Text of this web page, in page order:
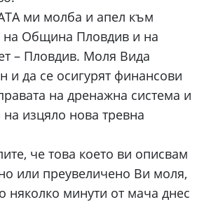
ми молба и апел към
на Община Пловдив и на
– Пловдив. Моля Вида
и да се осигурят финансови
на дренажна система и
на изцяло нова тревна
че това което ви описвам
или преувеличено Ви моля,
няколко минути от мача днес